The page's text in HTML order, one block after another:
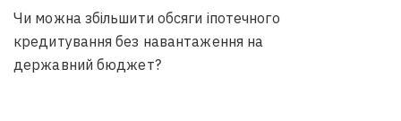
Чи можна збільшити обсяги іпотечного
кредитування без навантаження на
державний бюджет?